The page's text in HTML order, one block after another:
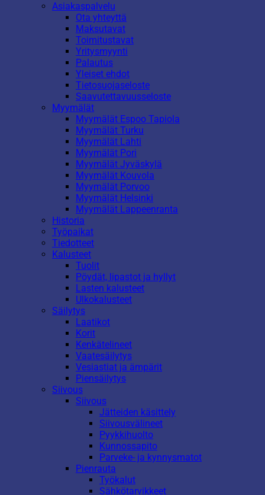
Asiakaspalvelu
Ota yhteyttä
Maksutavat
Toimitustavat
Yritysmyynti
Palautus
Yleiset ehdot
Tietosuojaseloste
Saavutettavuusseloste
Myymälät
Myymälät Espoo Tapiola
Myymälät Turku
Myymälät Lahti
Myymälät Pori
Myymälät Jyväskylä
Myymälät Kouvola
Myymälät Porvoo
Myymälät Helsinki
Myymälät Lappeenranta
Historia
Työpaikat
Tiedotteet
Kalusteet
Tuolit
Pöydät, lipastot ja hyllyt
Lasten kalusteet
Ulkokalusteet
Säilytys
Laatikot
Korit
Kenkätelineet
Vaatesäilytys
Vesiastiat ja ämpärit
Piensäilytys
Siivous
Siivous
Jätteiden käsittely
Siivousvälineet
Pyykkihuolto
Kunnossapito
Parveke- ja kynnysmatot
Pienrauta
Työkalut
Sähkötarvikkeet